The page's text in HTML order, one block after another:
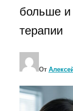
больше
терапии
От